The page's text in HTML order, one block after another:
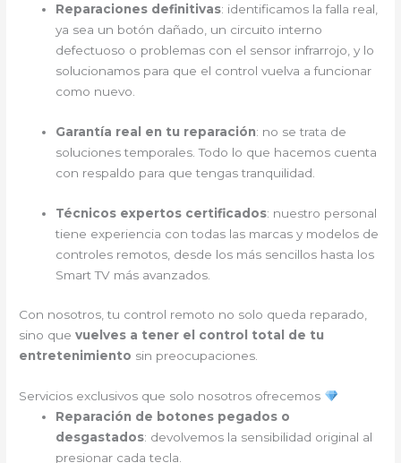
Reparaciones definitivas: identificamos la falla real,
ya sea un botón dañado, un circuito interno
defectuoso o problemas con el sensor infrarrojo, y lo
solucionamos para que el control vuelva a funcionar
como nuevo.
Garantía real en tu reparación: no se trata de
soluciones temporales. Todo lo que hacemos cuenta
con respaldo para que tengas tranquilidad.
Técnicos expertos certificados: nuestro personal
tiene experiencia con todas las marcas y modelos de
controles remotos, desde los más sencillos hasta los
Smart TV más avanzados.
Con nosotros, tu control remoto no solo queda reparado,
sino quevuelves a tener el control total de tu
entretenimiento sin preocupaciones.
Servicios exclusivos que solo nosotros ofrecemos
Reparación de botones pegados o
desgastados: devolvemos la sensibilidad original al
presionar cada tecla.